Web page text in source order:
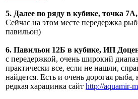
5. Далее по ряду в кубике, точка 7А,
Сейчас на этом месте передержка
павильон)
6. Павильон 12Б в кубике, ИП
с передержкой, очень широкий
практически все, если не нашли,
найдется. Есть и очень дорогая
редкая харацинка сайт http://aquamir-